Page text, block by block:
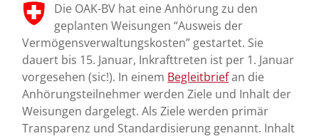
Die OAK-BV hat eine Anhörung zu den
geplanten Weisungen “Ausweis der
Vermögensverwaltungskosten” gestartet. Sie
dauert bis 15. Januar, Inkrafttreten ist per 1. Januar
vorgesehen (sic!). In einem Begleitbriefan die
Anhörungsteilnehmer werden Ziele und Inhalt der
Weisungen dargelegt. Als Ziele werden primär
Transparenz und Standardisierung genannt. Inhalt